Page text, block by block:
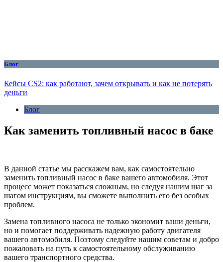
Блог
Кейсы CS2: как работают, зачем открывать и как не потерять
деньги
Блог
Как заменить топливный насос в баке
В данной статье мы расскажем вам, как самостоятельно
заменить топливный насос в баке вашего автомобиля. Этот
процесс может показаться сложным, но следуя нашим шаг за
шагом инструкциям, вы сможете выполнить его без особых
проблем.
Замена топливного насоса не только экономит ваши деньги,
но и помогает поддерживать надежную работу двигателя
вашего автомобиля. Поэтому следуйте нашим советам и добро
пожаловать на путь к самостоятельному обслуживанию
вашего транспортного средства.